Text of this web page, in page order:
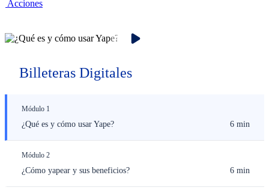
Acciones
Billeteras Digitales
Módulo 1
¿Qué es y cómo usar Yape? 6 min
Módulo 2
¿Cómo yapear y sus beneficios? 6 min